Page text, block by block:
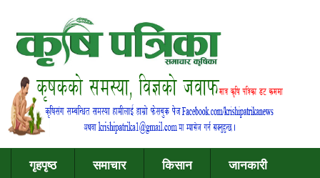
गृहपृष्ठ समाचार किसान
जानकारी